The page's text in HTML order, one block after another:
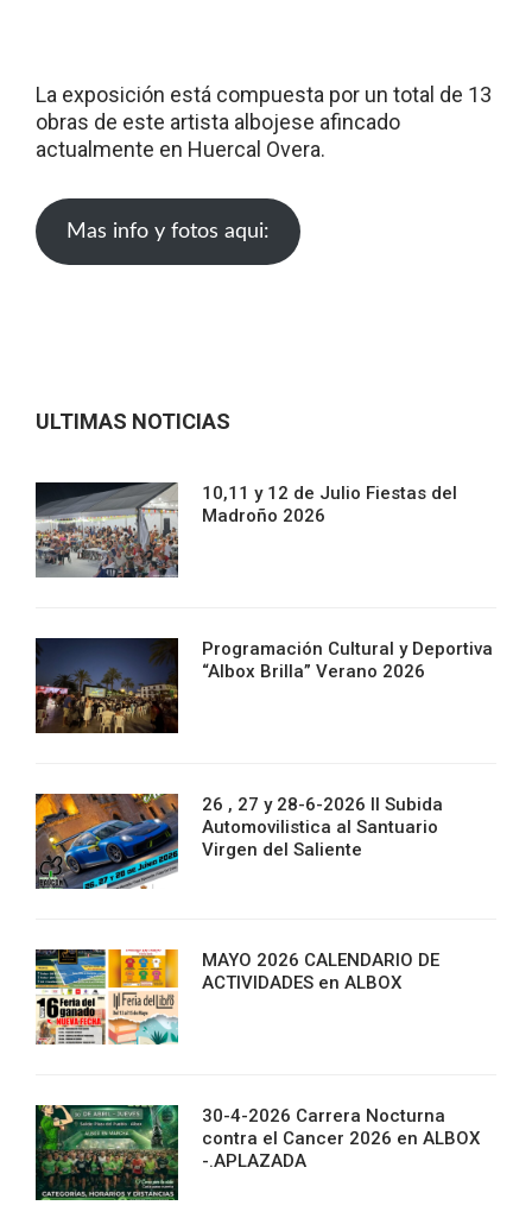
La exposición está compuesta por un total de 13
obras de este artista albojese afincado
actualmente en Huercal Overa.
Mas info y fotos aqui:
ULTIMAS NOTICIAS
10,11 y 12 de Julio Fiestas del
Madroño 2026
Programación Cultural y Deportiva
“Albox Brilla” Verano 2026
26 , 27 y 28-6-2026 II Subida
Automovilistica al Santuario
Virgen del Saliente
MAYO 2026 CALENDARIO DE
ACTIVIDADES en ALBOX
30-4-2026 Carrera Nocturna
contra el Cancer 2026 en ALBOX
-.APLAZADA